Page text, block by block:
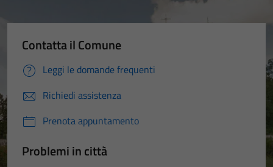
Contatta il Comune
Leggi le domande frequenti
Richiedi assistenza
Prenota appuntamento
Problemi in città